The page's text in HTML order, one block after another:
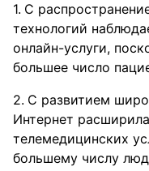
С
технологий
онлайн-услуги,
большее число
С развитием
Интернет
телемедицинских
большему числу